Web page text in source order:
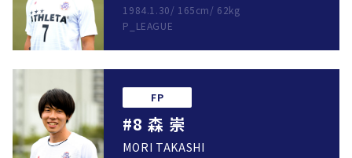
1984.1.30/ 165cm/ 62kg
P_LEAGUE
FP
#8 森 崇
MORI TAKASHI